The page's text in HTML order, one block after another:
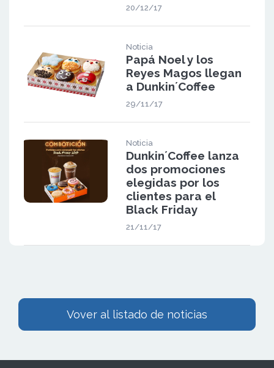
20/12/17
Noticia
Papá Noel y los
Reyes Magos llegan
a Dunkin´Coffee
29/11/17
Noticia
Dunkin´Coffee lanza
dos promociones
elegidas por los
clientes para el
Black Friday
21/11/17
Vover al listado de noticias